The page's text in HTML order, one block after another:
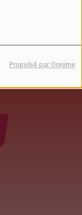
Propulsé par Orejime